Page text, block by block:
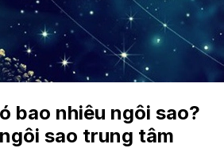
bao nhiêu ngôi sao?
sao trung tâm